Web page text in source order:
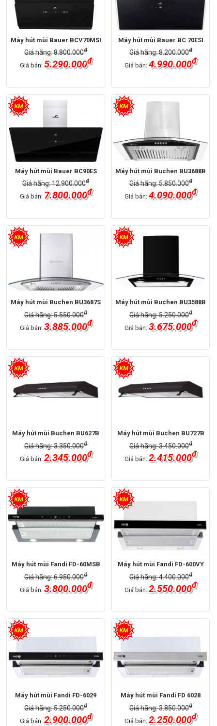
Máy hút mùi Bauer BCV70MSI
Giá hãng: 8.800.000đ
Giá bán: 5.290.000đ
Máy hút mùi Bauer BC 70ESI
Giá hãng: 8.200.000đ
Giá bán:4.990.000đ
Máy hút mùi Bauer BC90ES
Giá hãng: 12.900.000đ
Giá bán: 7.800.000đ
Máy hút mùi Buchen BU3688B
Giá hãng: 5.850.000đ
Giá bán:4.090.000đ
Máy hút mùi Buchen BU3687S
Giá hãng: 5.550.000đ
Giá bán: 3.885.000đ
Máy hút mùi Buchen BU3588B
Giá hãng: 5.250.000đ
Giá bán:3.675.000đ
Máy hút mùi Buchen BU627B
Giá hãng: 3.350.000đ
Giá bán: 2.345.000đ
Máy hút mùi Buchen BU727B
Giá hãng: 3.450.000đ
Giá bán:2.415.000đ
Máy hút mùi Fandi FD-60MSB
Giá hãng: 6.950.000đ
Giá bán: 3.800.000đ
Máy hút mùi Fandi FD-600VY
Giá hãng: 4.400.000đ
Giá bán:2.550.000đ
Máy hút mùi Fandi FD-6029
Giá hãng: 5.250.000đ
Giá bán: 2.900.000đ
Máy hút mùi Fandi FD 6028
Giá hãng: 3.850.000đ
Giá bán:2.250.000đ